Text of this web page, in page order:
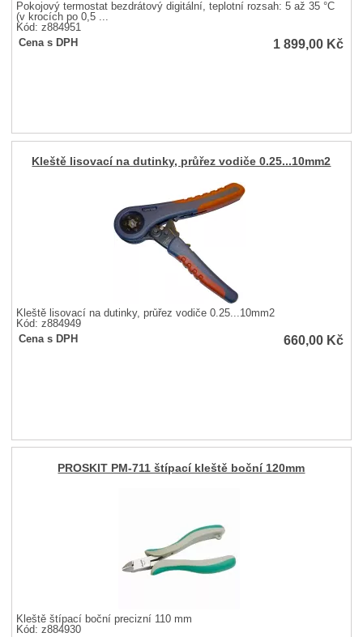
Pokojový termostat bezdrátový digitální, teplotní rozsah: 5 až 35 °C
(v krocích po 0,5 ...
Kód: z884951
Cena s DPH
1 899,00 Kč
Kleště lisovací na dutinky, průřez vodiče 0.25...10mm2
Kleště lisovací na dutinky, průřez vodiče 0.25...10mm2
Kód: z884949
Cena s DPH
660,00 Kč
PROSKIT PM-711 štípací kleště boční 120mm
Kleště štípací boční precizní 110 mm
Kód: z884930